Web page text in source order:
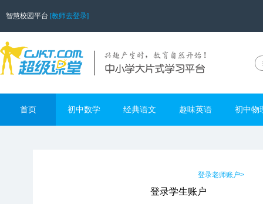
智慧校园平台 [教师去登录]
首页 初中数学 经典语文 趣味英语 初中物
登录老师账户>
登录学生账户